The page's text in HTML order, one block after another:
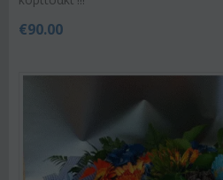
€90.00